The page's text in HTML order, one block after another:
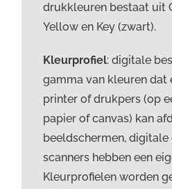
drukkleuren bestaat uit
Yellow en Key (zwart).
Kleurprofiel: digitale
gamma van kleuren dat
printer of drukpers (op
papier of canvas) kan
beeldschermen, digitale
scanners hebben een
Kleurprofielen worden